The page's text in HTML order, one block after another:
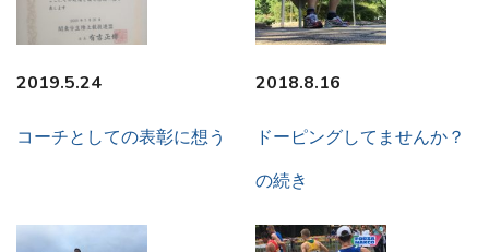
2019.5.24
コーチとしての表彰に想う
2018.8.16
ドーピングしてませんか？
の続き